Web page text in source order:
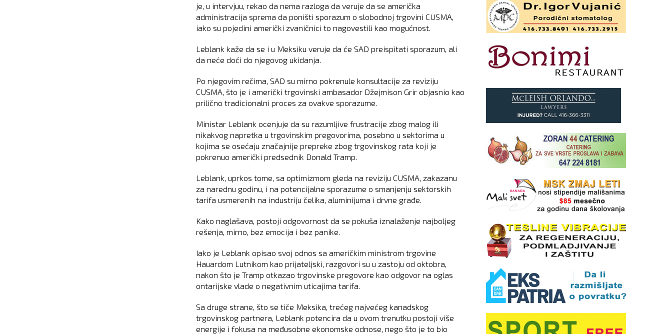
je, u intervjuu, rekao da nema razloga da veruje da se američka
administracija sprema da poništi sporazum o slobodnoj trgovini CUSMA,
iako su pojedini američki zvaničnici to nagovestili kao mogućnost.
Leblank kaže da se i u Meksiku veruje da će SAD preispitati sporazum, ali
da neće doći do njegovog ukidanja.
Po njegovim rečima, SAD su mirno pokrenule konsultacije za reviziju
CUSMA, što je i američki trgovinski ambasador Džejmison Grir objasnio kao
prilično tradicionalni proces za ovakve sporazume.
Ministar Leblank ocenjuje da su razumljive frustracije zbog malog ili
nikakvog napretka u trgovinskim pregovorima, posebno u sektorima u
kojima se osećaju značajnije prepreke zbog trgovinskog rata koji je
pokrenuo američki predsednik Donald Tramp.
Leblank, uprkos tome, sa optimizmom gleda na reviziju CUSMA, zakazanu
za narednu godinu, i na potencijalne sporazume o smanjenju sektorskih
tarifa usmerenih na industriju čelika, aluminijuma i drvne građe.
Kako naglašava, postoji odgovornost da se pokuša iznalaženje najboljeg
rešenja, mirno, bez emocija i bez panike.
Iako je Leblank opisao svoj odnos sa američkim ministrom trgovine
Hauardom Lutnikom kao prijateljski, razgovori su u zastoju od oktobra,
nakon što je Tramp otkazao trgovinske pregovore kao odgovor na oglas
ontarijske vlade o negativnim uticajima tarifa.
Sa druge strane, što se tiče Meksika, trećeg najvećeg kanadskog
trgovinskog partnera, Leblank potencira da u ovom trenutku postoji više
energije i fokusa na međusobne ekonomske odnose, nego što je to bio